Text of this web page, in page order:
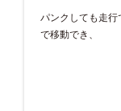
パンクしても走行
で移動でき、